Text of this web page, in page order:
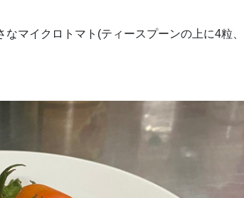
マイクロトマト(ティースプーンの上に4粒、